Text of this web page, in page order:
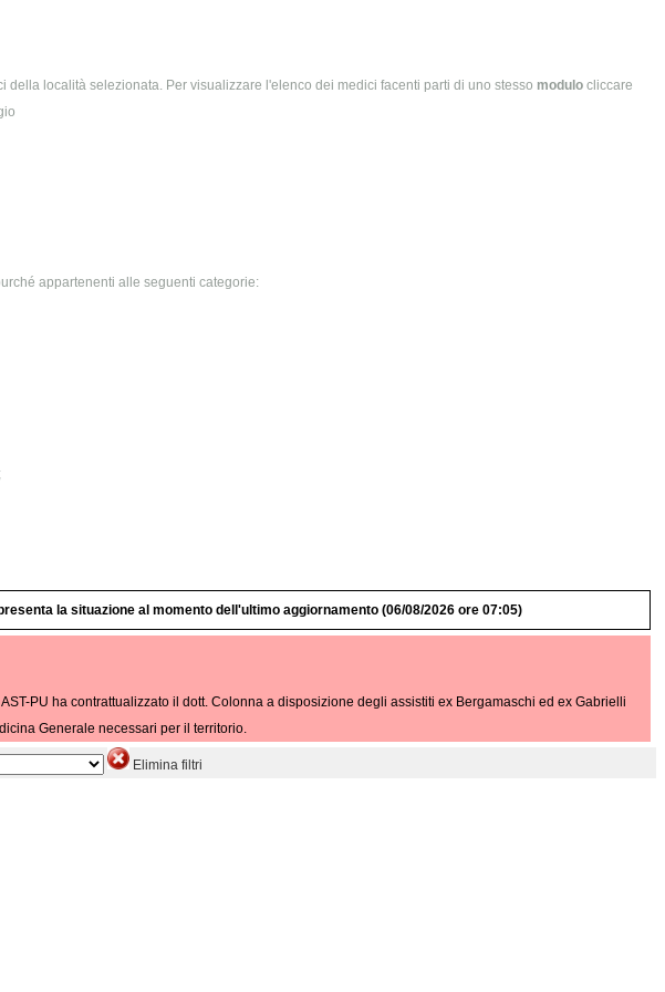
della località selezionata. Per visualizzare l'elenco dei medici facenti parti di uno stesso modulo cliccare
appartenenti alle seguenti categorie:
la situazione al momento dell'ultimo aggiornamento (06/08/2026 ore 07:05)
PU ha contrattualizzato il dott. Colonna a disposizione degli assistiti ex Bergamaschi ed ex Gabrielli
Generale necessari per il territorio.
Elimina filtri